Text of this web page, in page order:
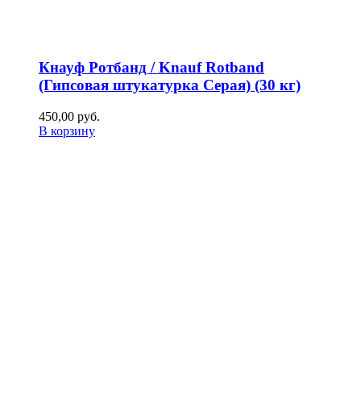
Кнауф Ротбанд / Knauf Rotband
(Гипсовая штукатурка Серая) (30 кг)
450,00 руб.
В корзину